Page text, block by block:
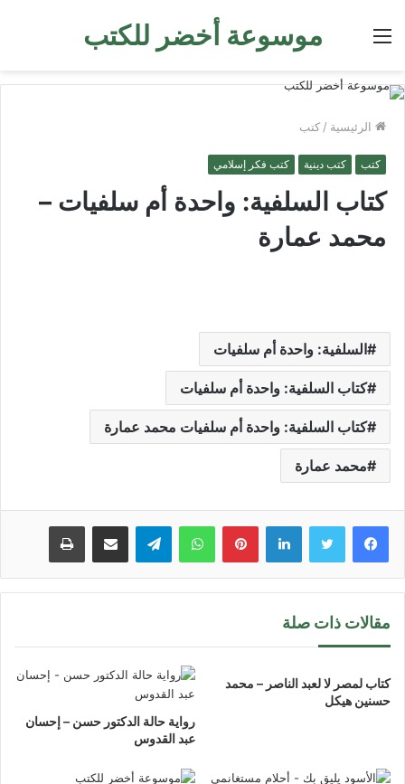
موسوعة أخضر للكتب القائمة
الرئيسية / كتب
كتب كتب دينية كتب فكر إسلامي
كتاب السلفية: واحدة أم سلفيات –
محمد عمارة
السلفية: واحدة أم سلفيات
كتاب السلفية: واحدة أم سلفيات
كتاب السلفية: واحدة أم سلفيات محمد عمارة
محمد عمارة
لينكدإن بينتيريستواتساب تيلقرام مشاركة عبر البريد طباعة
مقالات ذات صلة
كتاب لمصر لا لعبد الناصر – محمد
حسنين هيكل
رواية حالة الدكتور حسن – إحسان
عبد القدوس